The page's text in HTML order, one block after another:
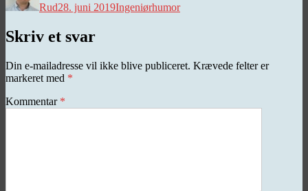
Rud28. juni 2019Ingeniørhumor
Skriv et svar
Din e-mailadresse vil ikke blive publiceret. Krævede felter er
markeret med *
Kommentar *